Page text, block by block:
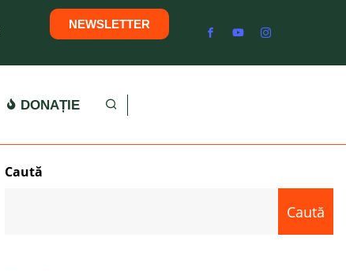
NEWSLETTER
DONAȚIE
Caută
Caută